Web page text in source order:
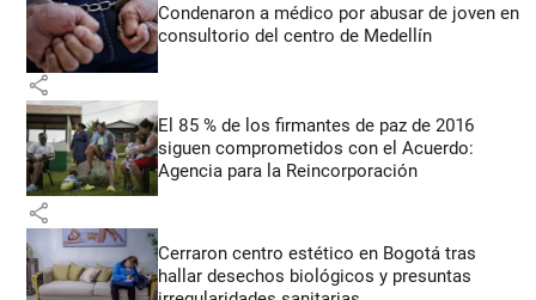
Condenaron a médico por abusar de joven en
consultorio del centro de Medellín
share
El 85 % de los firmantes de paz de 2016
siguen comprometidos con el Acuerdo:
Agencia para la Reincorporación
share
Cerraron centro estético en Bogotá tras
hallar desechos biológicos y presuntas